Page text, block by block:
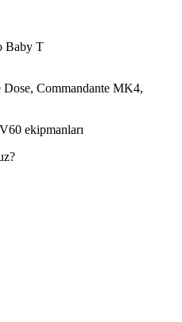
Baby T
Commandante MK4,
ekipmanları